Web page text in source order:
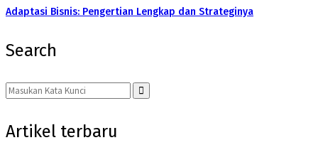
Adaptasi Bisnis: Pengertian Lengkap dan Strateginya
Search
Search
for:
Search
Artikel terbaru